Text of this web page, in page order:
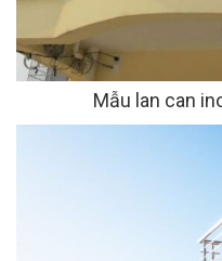
Mẫu lan can